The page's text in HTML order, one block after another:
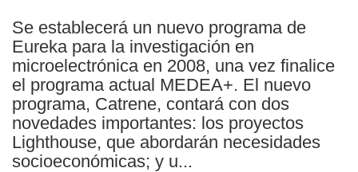
Se establecerá un nuevo programa de
Eureka para la investigación en
microelectrónica en 2008, una vez finalice
el programa actual MEDEA+. El nuevo
programa, Catrene, contará con dos
novedades importantes: los proyectos
Lighthouse, que abordarán necesidades
socioeconómicas; y u...